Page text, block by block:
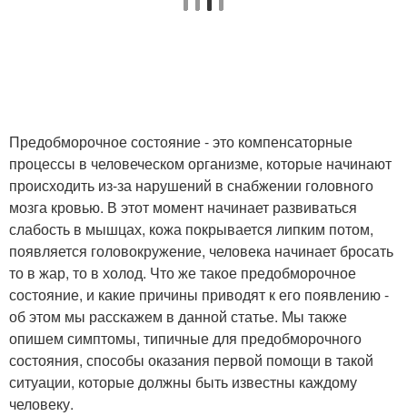
Предобморочное состояние - это компенсаторные
процессы в человеческом организме, которые начинают
происходить из-за нарушений в снабжении головного
мозга кровью. В этот момент начинает развиваться
слабость в мышцах, кожа покрывается липким потом,
появляется головокружение, человека начинает бросать
то в жар, то в холод. Что же такое предобморочное
состояние, и какие причины приводят к его появлению -
об этом мы расскажем в данной статье. Мы также
опишем симптомы, типичные для предобморочного
состояния, способы оказания первой помощи в такой
ситуации, которые должны быть известны каждому
человеку.